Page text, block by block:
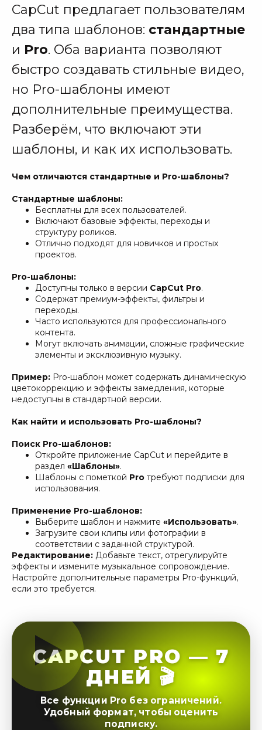
CapCut предлагает пользователям
два типа шаблонов: стандартные
и Pro. Оба варианта позволяют
быстро создавать стильные видео,
но Pro-шаблоны имеют
дополнительные преимущества.
Разберём, что включают эти
шаблоны, и как их использовать.
Чем отличаются стандартные и Pro-шаблоны?
Стандартные шаблоны:
Бесплатны для всех пользователей.
Включают базовые эффекты, переходы и
структуру роликов.
Отлично подходят для новичков и простых
проектов.
Pro-шаблоны:
Доступны только в версии CapCut Pro.
Содержат премиум-эффекты, фильтры и
переходы.
Часто используются для профессионального
контента.
Могут включать анимации, сложные графические
элементы и эксклюзивную музыку.
Пример: Pro-шаблон может содержать динамическую
цветокоррекцию и эффекты замедления, которые
недоступны в стандартной версии.
Как найти и использовать Pro-шаблоны?
Поиск Pro-шаблонов:
Откройте приложение CapCut и перейдите в
раздел «Шаблоны».
Шаблоны с пометкой Pro требуют подписки для
использования.
Применение Pro-шаблонов:
Выберите шаблон и нажмите «Использовать».
Загрузите свои клипы или фотографии в
соответствии с заданной структурой.
Редактирование: Добавьте текст, отрегулируйте
эффекты и измените музыкальное сопровождение.
Настройте дополнительные параметры Pro-функций,
если это требуется.
CAPCUT PRO — 7
ДНЕЙ 🎬
Все функции Pro без ограничений.
Удобный формат, чтобы оценить
подписку.